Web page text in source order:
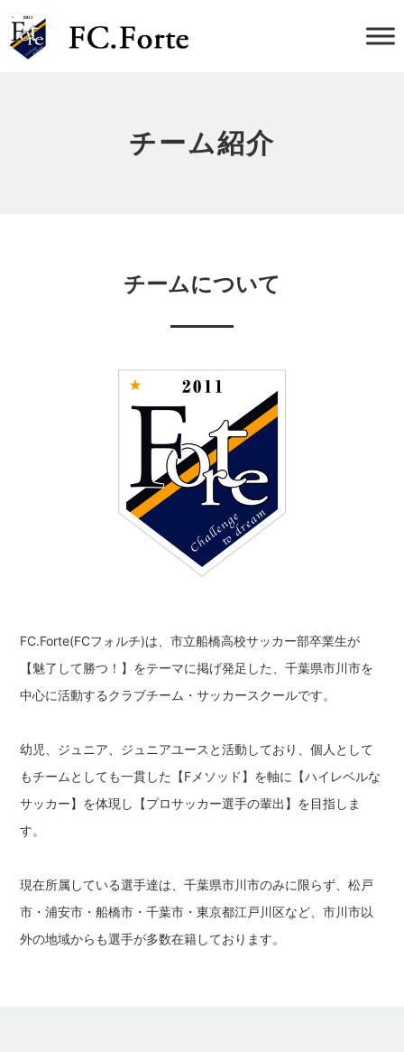
チーム紹介
チームについて
FC.Forte(FCフォルチ)は、市立船橋高校サッカー部卒業生が
【魅了して勝つ！】をテーマに掲げ発足した、千葉県市川市を
中心に活動するクラブチーム・サッカースクールです。
幼児、ジュニア、ジュニアユースと活動しており、個人として
もチームとしても一貫した【Fメソッド】を軸に【ハイレベルな
サッカー】を体現し【プロサッカー選手の輩出】を目指しま
す。
現在所属している選手達は、千葉県市川市のみに限らず、松戸
市・浦安市・船橋市・千葉市・東京都江戸川区など、市川市以
外の地域からも選手が多数在籍しております。